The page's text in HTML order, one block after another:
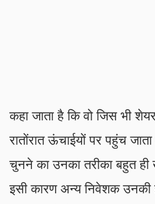
कहा जाता है कि वो जिस भी
रातोंरात ऊंचाईयों पर पहुंच
चुनने का उनका तरीका बहुत
इसी कारण अन्य निवेशक